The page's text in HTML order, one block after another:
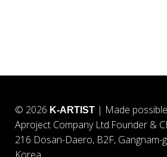
© 2026 K-ARTIST | Made
Aproject Company Ltd.Founder &
216 Dosan-Daero, B2F, Gangnam-